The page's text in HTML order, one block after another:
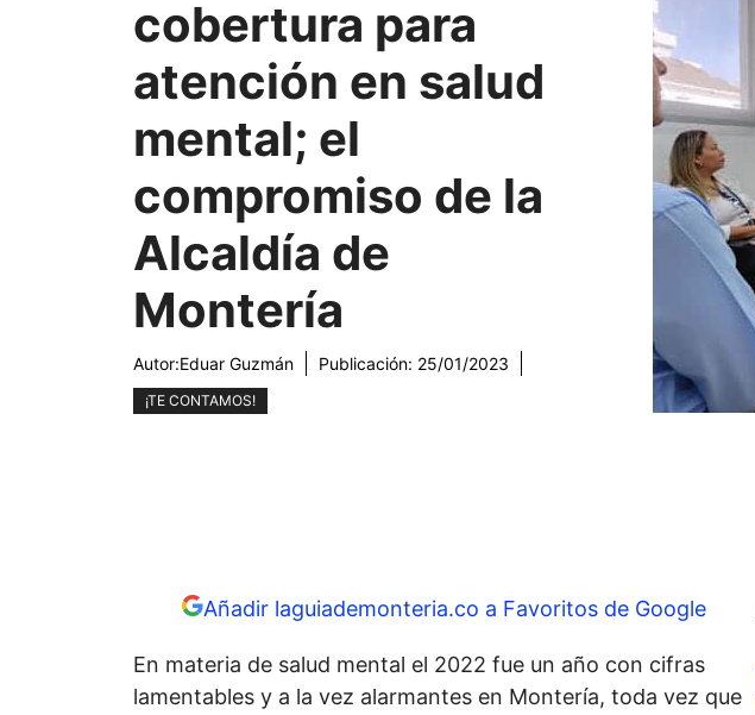
cobertura para
atención en salud
mental; el
compromiso de la
Alcaldía de
Montería
Autor:Eduar Guzmán Publicación: 25/01/2023
¡TE CONTAMOS!
Añadir laguiademonteria.co a Favoritos de Google
En materia de salud mental el 2022 fue un año con cifras
lamentables y a la vez alarmantes en Montería, toda vez que